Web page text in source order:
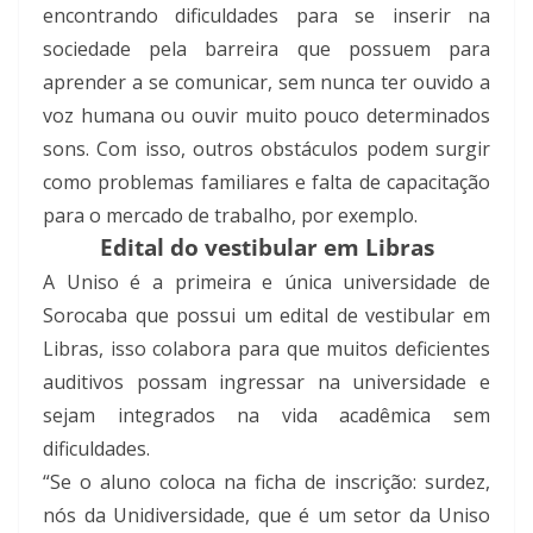
encontrando dificuldades para se inserir na
sociedade pela barreira que possuem para
aprender a se comunicar, sem nunca ter ouvido a
voz humana ou ouvir muito pouco determinados
sons. Com isso, outros obstáculos podem surgir
como problemas familiares e falta de capacitação
para o mercado de trabalho, por exemplo.
Edital do vestibular em Libras
A Uniso é a primeira e única universidade de
Sorocaba que possui um edital de vestibular em
Libras, isso colabora para que muitos deficientes
auditivos possam ingressar na universidade e
sejam integrados na vida acadêmica sem
dificuldades.
“Se o aluno coloca na ficha de inscrição: surdez,
nós da Unidiversidade, que é um setor da Uniso